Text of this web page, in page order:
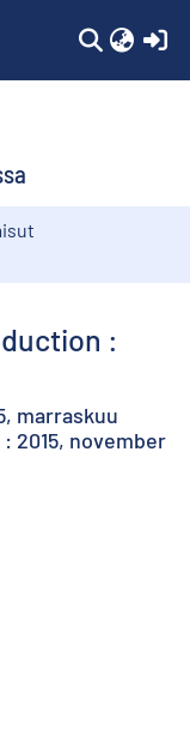
:
marraskuu
2015, november